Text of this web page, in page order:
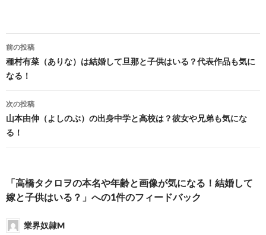
投
稿
ナ
ビ
ゲ
ー
ョ
ン
前の投稿
種村有菜（ありな）は結婚して旦那と子供はいる？代表作品も気に
なる！
次の投稿
山本由伸（よしのぶ）の出身中学と高校は？彼女や兄弟も気にな
る！
「高橋タクロヲの本名や年齢と画像が気になる！結婚して
嫁と子供はいる？」への1件のフィードバック
業界奴隷M